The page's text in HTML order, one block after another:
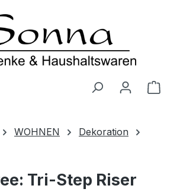
WOHNEN
Dekoration
Tri-Step Riser